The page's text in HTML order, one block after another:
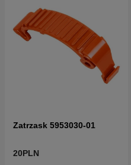
Zatrzask 5953030-01
20PLN